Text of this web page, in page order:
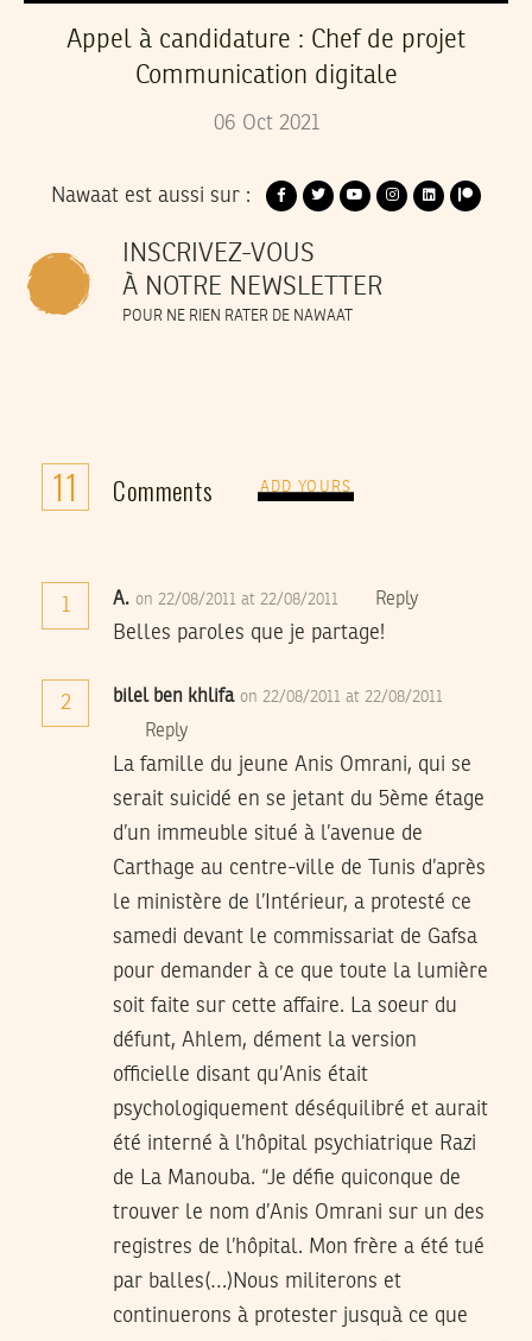
Appel à candidature : Chef de projet
Communication digitale
06 Oct 2021
Nawaat est aussi sur :
INSCRIVEZ-VOUS
À NOTRE NEWSLETTER
POUR NE RIEN RATER DE NAWAAT
11 Comments ADD YOURS
1 A. on 22/08/2011 at 22/08/2011 Reply
Belles paroles que je partage!
2 bilel ben khlifa on 22/08/2011 at 22/08/2011
Reply
La famille du jeune Anis Omrani, qui se
serait suicidé en se jetant du 5ème étage
d’un immeuble situé à l’avenue de
Carthage au centre-ville de Tunis d’après
le ministère de l’Intérieur, a protesté ce
samedi devant le commissariat de Gafsa
pour demander à ce que toute la lumière
soit faite sur cette affaire. La soeur du
défunt, Ahlem, dément la version
officielle disant qu’Anis était
psychologiquement déséquilibré et aurait
été interné à l’hôpital psychiatrique Razi
de La Manouba. “Je défie quiconque de
trouver le nom d’Anis Omrani sur un des
registres de l’hôpital. Mon frère a été tué
par balles(…)Nous militerons et
continuerons à protester jusquà ce que